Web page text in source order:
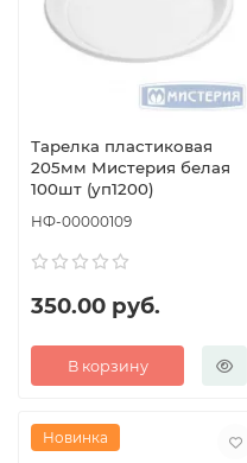
Тарелка пластиковая
205мм Мистерия белая
100шт (уп1200)
НФ-00000109
350.00 руб.
В корзину
Новинка